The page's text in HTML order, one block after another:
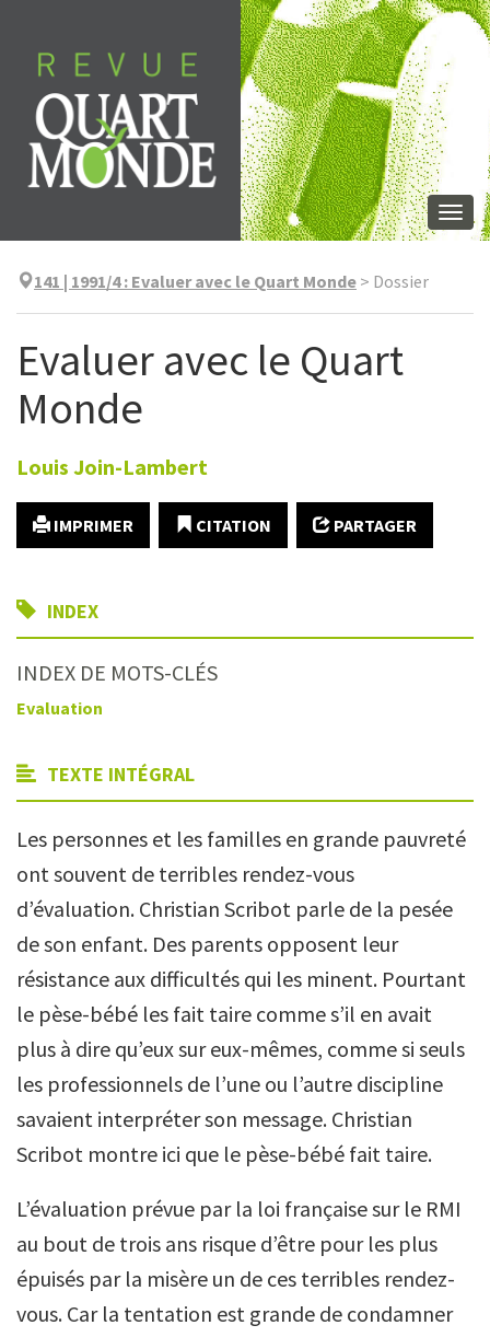
contenu
141 | 1991/4: Evaluer avec le Quart Monde > Dossier
Evaluer avec le Quart
Monde
Louis Join-Lambert
IMPRIMER CITATION PARTAGER
INDEX
INDEX DE MOTS-CLÉS
Evaluation
TEXTE INTÉGRAL
Les personnes et les familles en grande pauvreté
ont souvent de terribles rendez-vous
d’évaluation. Christian Scribot parle de la pesée
de son enfant. Des parents opposent leur
résistance aux difficultés qui les minent. Pourtant
le pèse-bébé les fait taire comme s’il en avait
plus à dire qu’eux sur eux-mêmes, comme si seuls
les professionnels de l’une ou l’autre discipline
savaient interpréter son message. Christian
Scribot montre ici que le pèse-bébé fait taire.
L’évaluation prévue par la loi française sur le RMI
au bout de trois ans risque d’être pour les plus
épuisés par la misère un de ces terribles rendez-
vous. Car la tentation est grande de condamner